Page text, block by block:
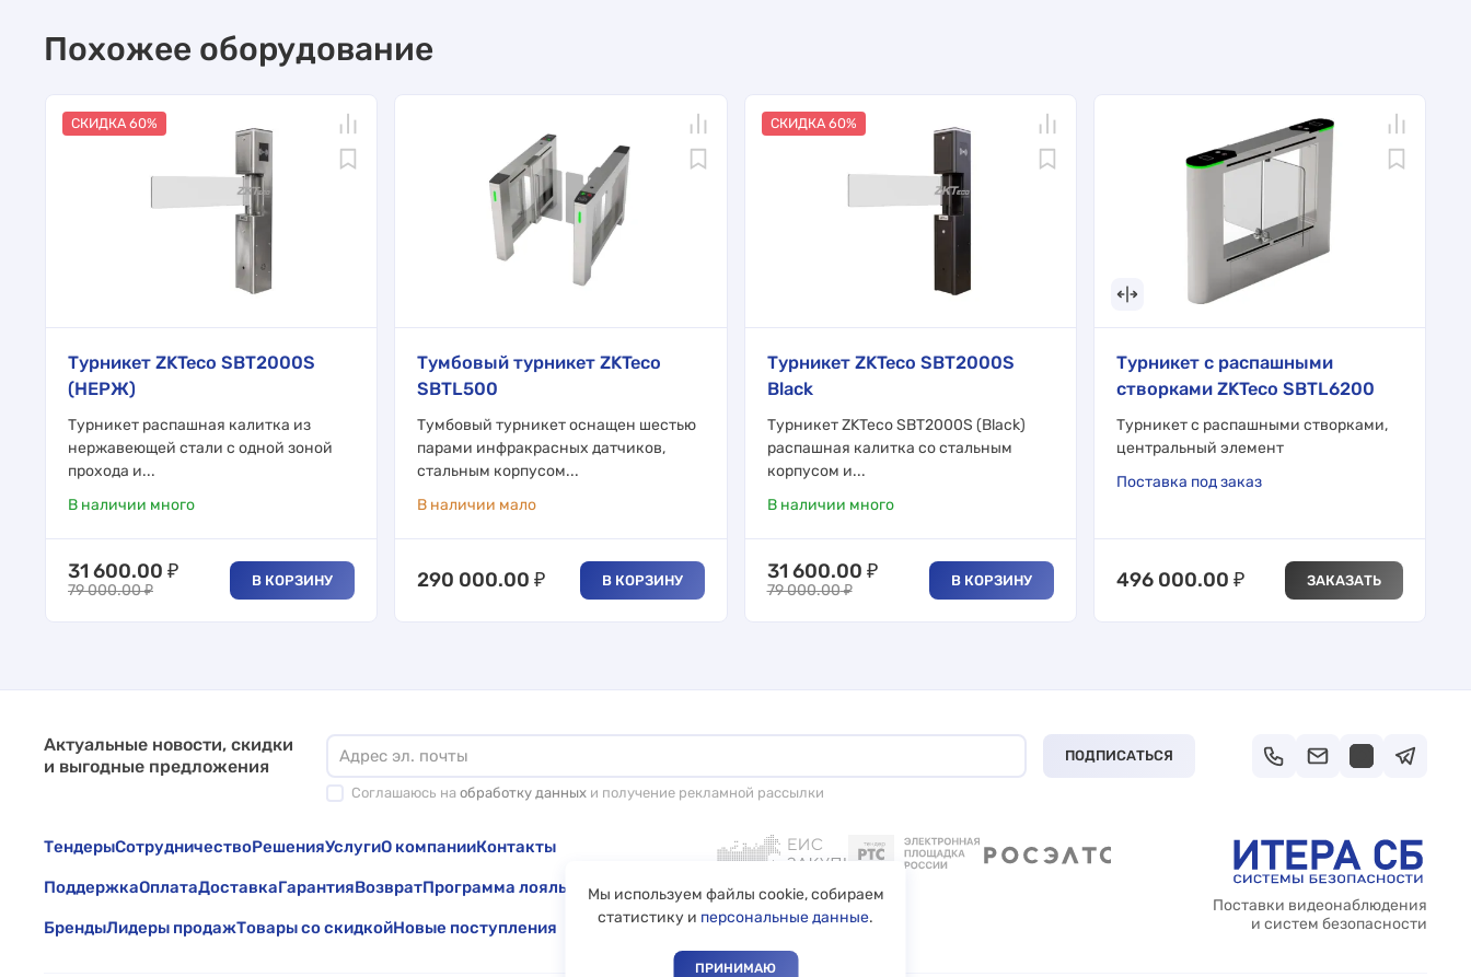
Похожее оборудование
СКИДКА 60%
Турникет ZKTeco SBT2000S
(НЕРЖ)
Турникет распашная калитка из
нержавеющей стали с одной зоной
прохода и...
В наличии много
31 600.00 ₽
79 000.00₽
В КОРЗИНУ
Тумбовый турникет ZKTeco
SBTL500
Тумбовый турникет оснащен шестью
парами инфракрасных датчиков,
стальным корпусом...
В наличии мало
290 000.00 ₽ В КОРЗИНУ
СКИДКА 60%
Турникет ZKTeco SBT2000S
Black
Турникет ZKTeco SBT2000S (Black)
распашная калитка со стальным
корпусом и...
В наличии много
31 600.00 ₽
79 000.00₽
В КОРЗИНУ
Турникет с распашными
створками ZKTeco SBTL6200
Турникет с распашными створками,
центральный элемент
Поставка под заказ
496 000.00 ₽ ЗАКАЗАТЬ
Актуальные новости, скидки
и выгодные предложения
ПОДПИСАТЬСЯ
Соглашаюсь на обработку данных и получение рекламной рассылки
ТендерыСотрудничествоРешенияУслугиО компанииКонтакты
ПоддержкаОплатаДоставкаГарантияВозвратПрограмма лояльности
БрендыЛидеры продажТовары со скидкойНовые поступления
Поставки видеонаблюдения
и систем безопасности
Мы используем файлы cookie, собираем
статистику и персональные данные.
ПРИНИМАЮ